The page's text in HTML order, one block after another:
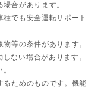
合があります。
でも安全運転サポート
等の条件があります。
ない場合があります。
るためのものです。機能